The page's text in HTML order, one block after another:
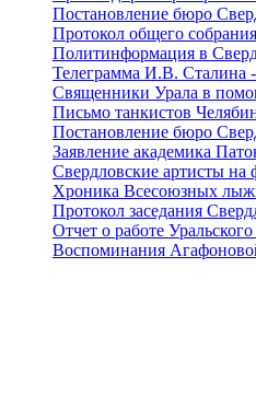
Постановление бюро
Протокол общего
Политинформация в
Телеграмма И.В. Сталина -
Священники Урала в
Письмо танкистов
Постановление бюро
Заявление академика
Свердловские артисты на
Хроника Всесоюзных
Протокол заседания
Отчет о работе
Воспоминания